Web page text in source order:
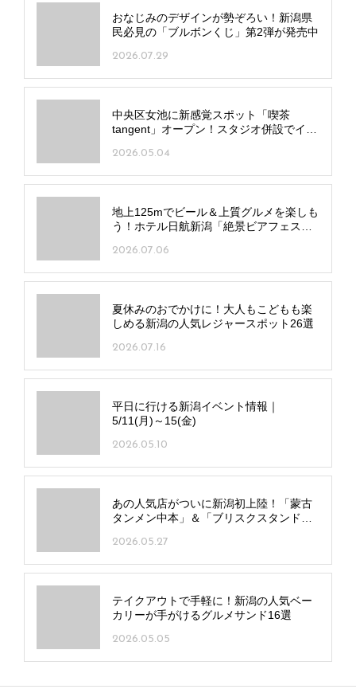
おなじみのデザインが勢ぞろい！新潟県
民必見の「ブルボンくじ」第2弾が発売中
2026.07.29
中央区女池に新感覚スポット「喫茶
tangent」オープン！スタジオ併設でイベ
2026.05.04
地上125mでビール＆上質グルメを楽しも
う！ホテル日航新潟「絶景ビアフェス
2026.07.06
夏休みのおでかけに！大人もこどもも楽
しめる新潟の人気レジャースポット26選
2026.07.16
平日に行ける新潟イベント情報｜
5/11(月)～15(金)
2026.05.10
あの人気店がついに新潟初上陸！「蒙古
タンメン中本」＆「ブリスクスタンド」
2026.05.27
テイクアウトで手軽に！新潟の人気ベー
カリーが手がけるグルメサンド16選
2026.05.05